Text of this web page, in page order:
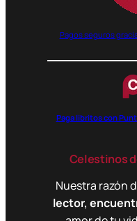
Pagos seguros
Paga libritos con
Celestinos
Nuestra razón
lector,